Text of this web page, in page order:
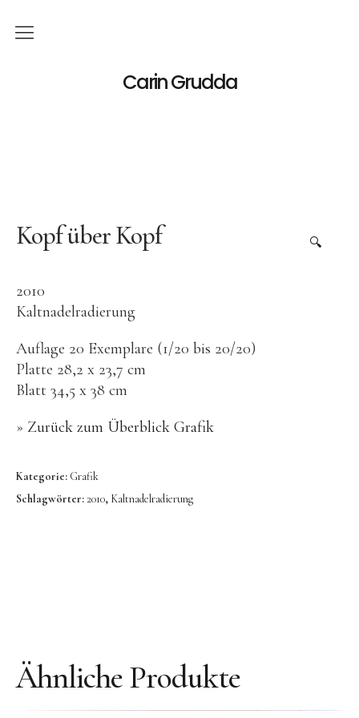
Carin Grudda
Deutsch
Ausstellungen
Bilder
Grafik Großformat
Public Works
🔍
Kopf über Kopf
2010
Kaltnadelradierung
Auflage 20 Exemplare (1/20 bis 20/20)
Platte 28,2 x 23,7 cm
Blatt 34,5 x 38 cm
» Zurück zum Überblick Grafik
Kategorie: Grafik
Schlagwörter: 2010, Kaltnadelradierung
Ähnliche Produkte